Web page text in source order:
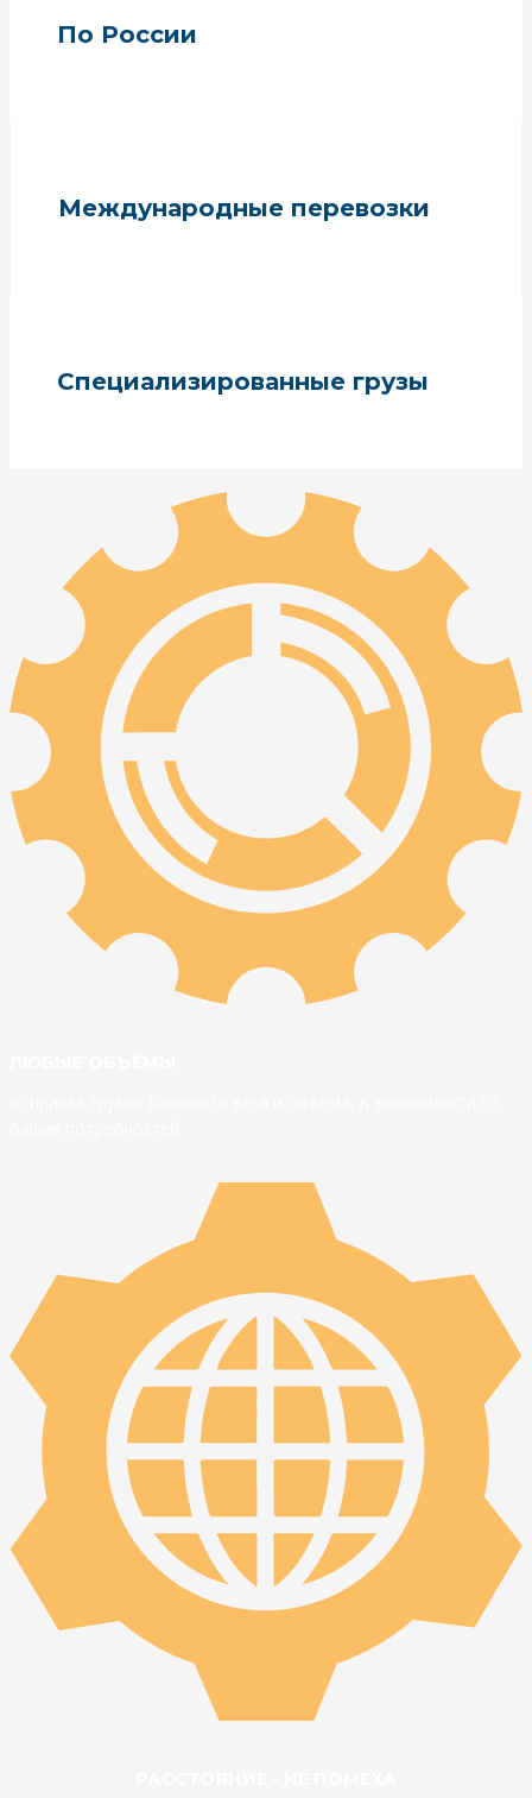
По России
Международные перевозки
Специализированные грузы